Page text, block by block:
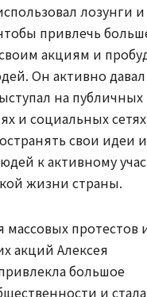
лозунги и
привлечь
акциям и
Он активно давал
на публичных
и социальных
свои идеи и
к активному
жизни страны.
массовых протестов
акций Алексея
большое
и стала